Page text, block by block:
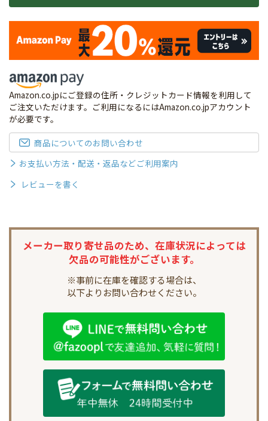
Amazon.co.jpにご登録の住所・クレジットカード情報を利用して
ご注文いただけます。ご利用になるにはAmazon.co.jpアカウント
が必要です。
商品についてのお問い合わせ
お支払い方法・配送・返品などご利用案内
レビューを書く
メーカー取り寄せ品のため、 在庫状況によっては
欠品の可能性がございます。
※事前に在庫を確認する場合は、
以下よりお問い合わせください。